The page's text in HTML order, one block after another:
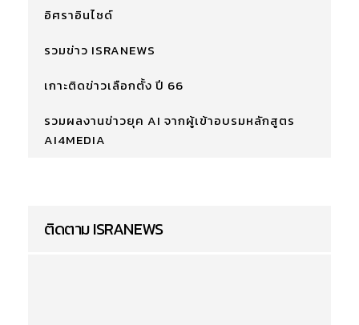
อิศราอินไซด์
รวมข่าว ISRANEWS
เกาะติดข่าวเลือกตั้ง ปี 66
รวมผลงานข่าวยุค AI จากผู้เข้าอบรมหลักสูตร
AI4MEDIA
ติดตาม ISRANEWS